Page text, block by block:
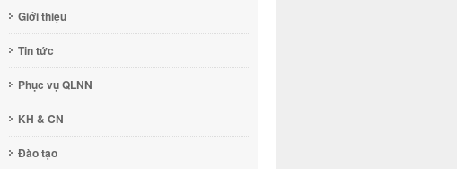
Giới thiệu
Tin tức
Phục vụ QLNN
KH & CN
Đào tạo